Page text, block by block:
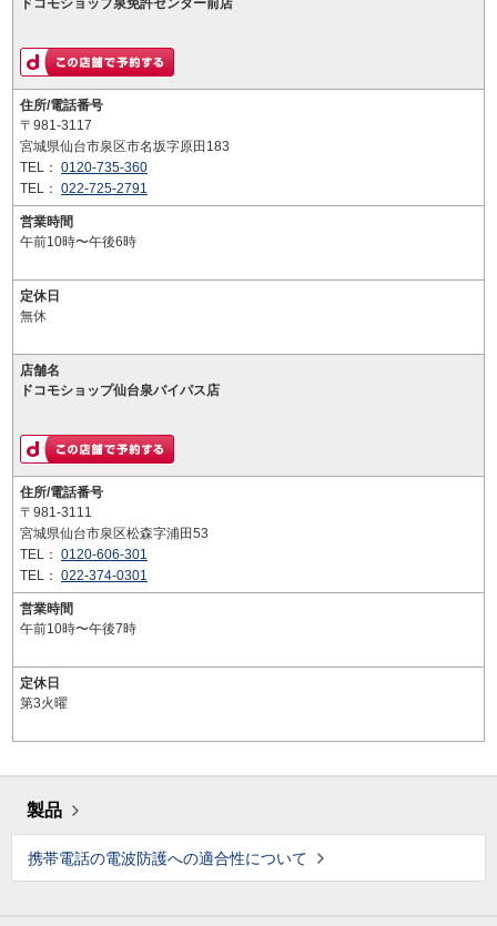
ドコモショップ泉免許センター前店
住所/電話番号
〒981-3117
宮城県仙台市泉区市名坂字原田183
TEL： 0120-735-360
TEL： 022-725-2791
営業時間
午前10時〜午後6時
定休日
無休
店舗名
ドコモショップ仙台泉バイパス店
住所/電話番号
〒981-3111
宮城県仙台市泉区松森字浦田53
TEL： 0120-606-301
TEL： 022-374-0301
営業時間
午前10時〜午後7時
定休日
第3火曜
製品
携帯電話の電波防護への適合性について